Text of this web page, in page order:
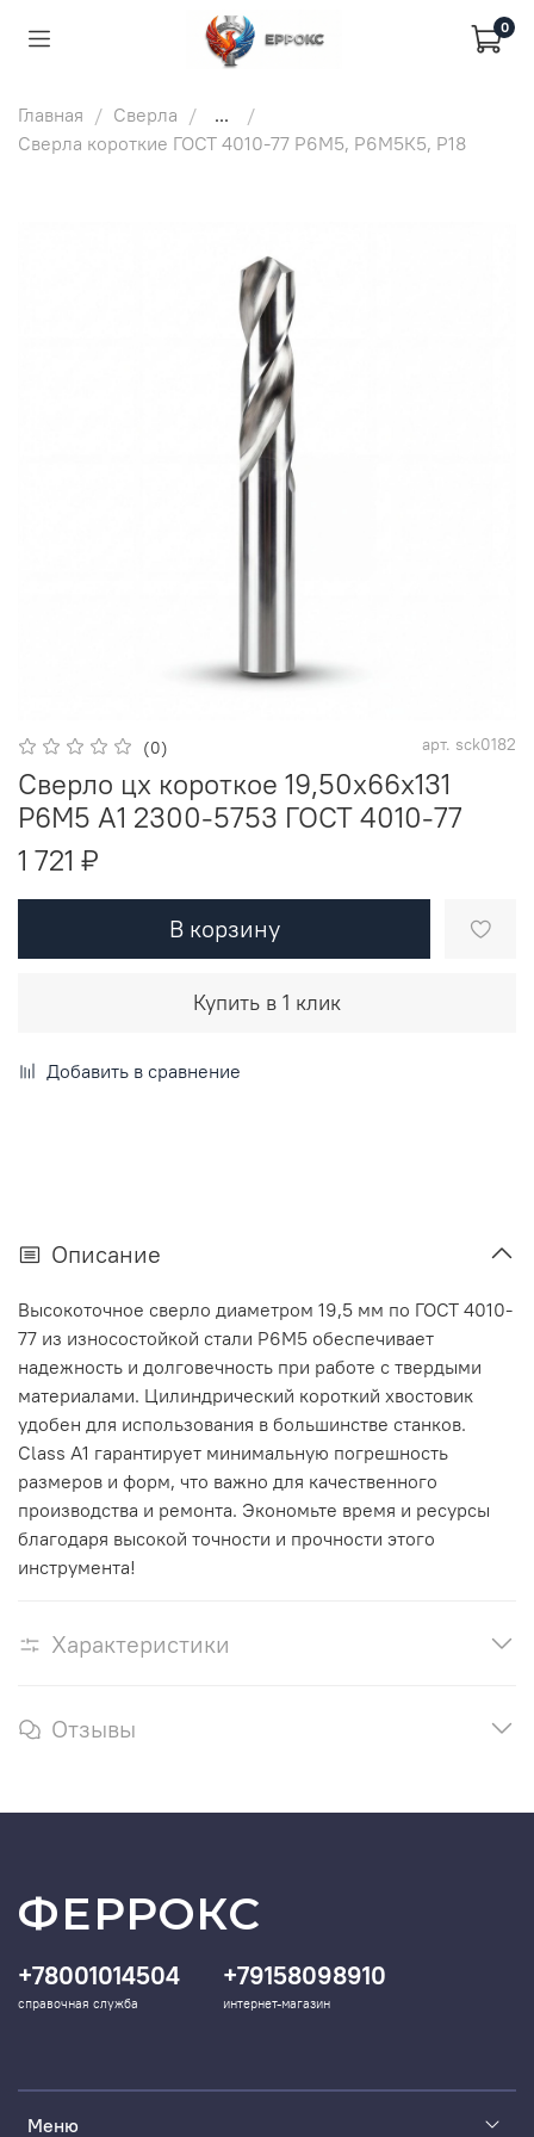
0
Главная Сверла
...
Сверла короткие ГОСТ 4010-77 Р6М5, Р6М5К5, Р18
(0) арт. sck0182
Сверло цх короткое 19,50х66х131
Р6М5 A1 2300-5753 ГОСТ 4010-77
1 721 ₽
В корзину
Купить в 1 клик
Добавить в сравнение
Описание
Высокоточное сверло диаметром 19,5 мм по ГОСТ 4010-
77 из износостойкой стали Р6М5 обеспечивает
надежность и долговечность при работе с твердыми
материалами. Цилиндрический короткий хвостовик
удобен для использования в большинстве станков.
Class A1 гарантирует минимальную погрешность
размеров и форм, что важно для качественного
производства и ремонта. Экономьте время и ресурсы
благодаря высокой точности и прочности этого
инструмента!
Характеристики
Отзывы
Меню
+78001014504
справочная служба
+79158098910
интернет-магазин
ФЕРРОКС